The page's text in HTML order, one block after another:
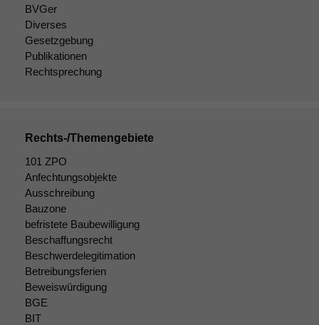
BVGer
Diverses
Gesetzgebung
Publikationen
Rechtsprechung
Rechts-/Themengebiete
101 ZPO
Anfechtungsobjekte
Ausschreibung
Bauzone
befristete Baubewilligung
Beschaffungsrecht
Beschwerdelegitimation
Betreibungsferien
Beweiswürdigung
BGE
BIT